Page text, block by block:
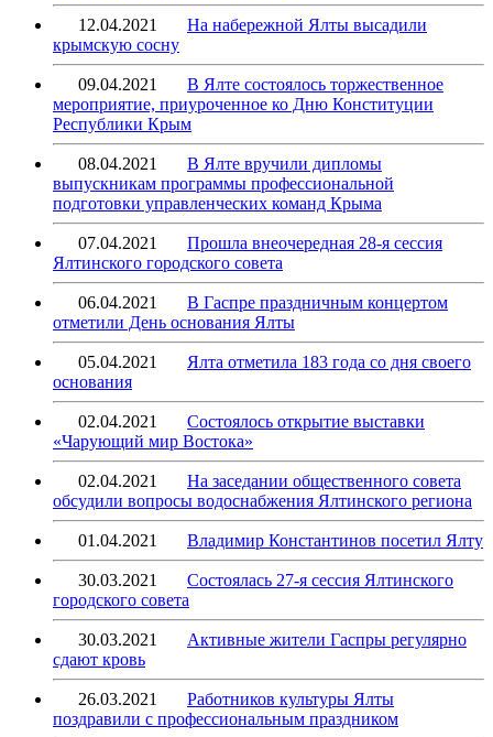
12.04.2021
На набережной Ялты высадили
крымскую сосну
09.04.2021
В Ялте состоялось торжественное
мероприятие, приуроченное ко Дню Конституции
Республики Крым
08.04.2021
В Ялте вручили дипломы
выпускникам программы профессиональной
подготовки управленческих команд Крыма
07.04.2021
Прошла внеочередная 28-я сессия
Ялтинского городского совета
06.04.2021
В Гаспре праздничным концертом
отметили День основания Ялты
05.04.2021
Ялта отметила 183 года со дня своего
основания
02.04.2021
Состоялось открытие выставки
«Чарующий мир Востока»
02.04.2021
На заседании общественного совета
обсудили вопросы водоснабжения Ялтинского региона
01.04.2021 Владимир Константинов посетил Ялту
30.03.2021
Состоялась 27-я сессия Ялтинского
городского совета
30.03.2021
Активные жители Гаспры регулярно
сдают кровь
26.03.2021
Работников культуры Ялты
поздравили с профессиональным праздником